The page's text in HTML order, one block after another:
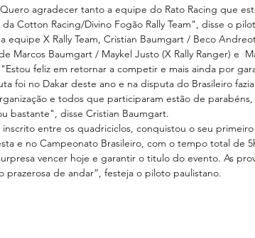
agradecer tanto a equipe do Rato Racing que
Cotton Racing/Divino Fogão Rally Team", disse o
X Rally Team, Cristian Baumgart / Beco
Marcos Baumgart / Maykel Justo (X Rally Ranger) e
feliz em retornar a competir e mais ainda por
foi no Dakar deste ano e na disputa do Brasileiro
e todos que participaram estão de
bastante", disse Cristian Baumgart.
inscrito entre os quadriciclos, conquistou o seu
e no Campeonato Brasileiro, com o tempo total de
vencer hoje e garantir o titulo do evento. As
prazerosa de andar”, festeja o piloto paulistano.